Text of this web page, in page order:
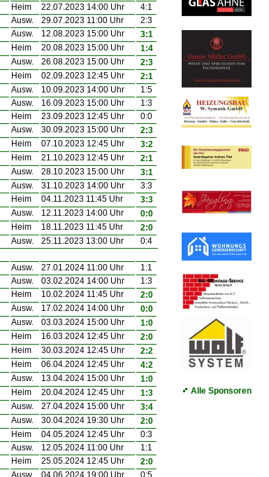
Heim 22.07.2023 14:00 Uhr
4:1
Ausw. 29.07.2023 11:00 Uhr
2:3
Ausw. 12.08.2023 15:00 Uhr
3:1
Heim 20.08.2023 15:00 Uhr
1:4
Ausw. 26.08.2023 15:00 Uhr
2:3
Heim 02.09.2023 12:45 Uhr
2:1
Ausw. 10.09.2023 14:00 Uhr
1:5
Ausw. 16.09.2023 15:00 Uhr
1:3
Heim 23.09.2023 12:45 Uhr
0:0
Ausw. 30.09.2023 15:00 Uhr
2:3
Heim 07.10.2023 12:45 Uhr
3:2
Heim 21.10.2023 12:45 Uhr
2:1
Ausw. 28.10.2023 15:00 Uhr
3:1
Ausw. 31.10.2023 14:00 Uhr
3:3
Heim 04.11.2023 11:45 Uhr
3:3
Ausw. 12.11.2023 14:00 Uhr
0:0
Heim 18.11.2023 11:45 Uhr
2:0
Ausw. 25.11.2023 13:00 Uhr 0:4
Ausw. 27.01.2024 11:00 Uhr
1:1
Ausw. 03.02.2024 14:00 Uhr
1:3
Heim 10.02.2024 11:45 Uhr
2:0
Ausw. 17.02.2024 14:00 Uhr
0:0
Ausw. 03.03.2024 15:00 Uhr
1:0
Heim 16.03.2024 12:45 Uhr
2:0
Heim 30.03.2024 12:45 Uhr
2:2
Heim 06.04.2024 12:45 Uhr
4:2
Ausw. 13.04.2024 15:00 Uhr
1:0
Heim 20.04.2024 12:45 Uhr
1:3
Ausw. 27.04.2024 15:00 Uhr
3:4
Ausw. 30.04.2024 19:30 Uhr
2:0
Heim 04.05.2024 12:45 Uhr
0:3
Ausw. 12.05.2024 11:00 Uhr
1:1
Heim 25.05.2024 12:45 Uhr
2:0
Ausw. 04.06.2024 19:00 Uhr 0:5
Alle Sponsoren